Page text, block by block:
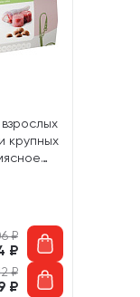
крупных
₽
₽
₽
₽